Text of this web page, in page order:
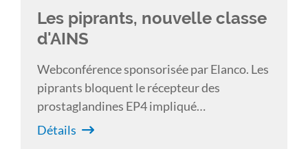
Les piprants, nouvelle classe
d'AINS
Webconférence sponsorisée par Elanco. Les
piprants bloquent le récepteur des
prostaglandines EP4 impliqué
principalement dans l’effet pro-
Détails